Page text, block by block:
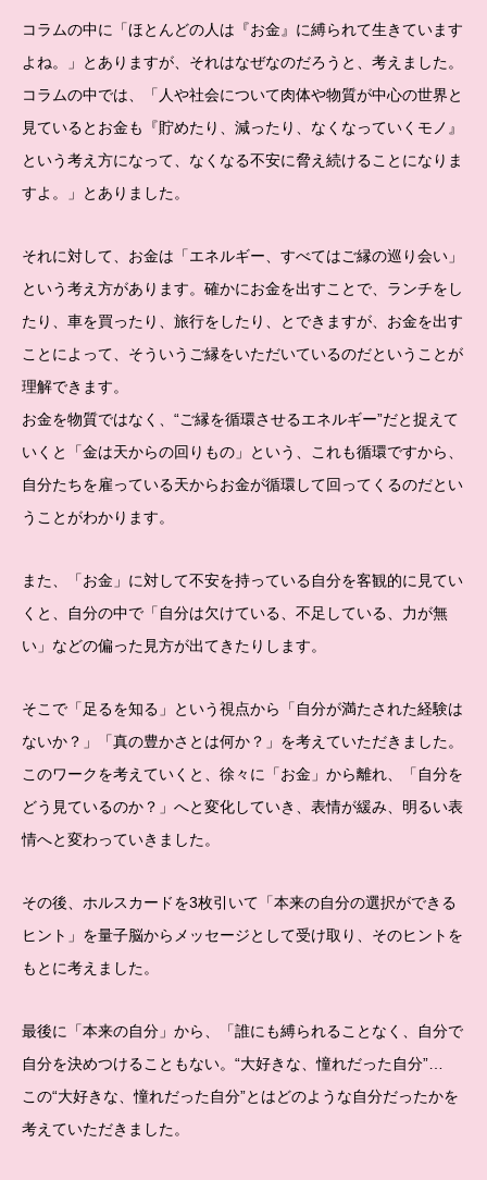
コラムの中に「ほとんどの人は『お金』に縛られて生きています
よね。」とありますが、それはなぜなのだろうと、考えました。
コラムの中では、「人や社会について肉体や物質が中心の世界と
見ているとお金も『貯めたり、減ったり、なくなっていくモノ』
という考え方になって、なくなる不安に脅え続けることになりま
すよ。」とありました。
それに対して、お金は「エネルギー、すべてはご縁の巡り会い」
という考え方があります。確かにお金を出すことで、ランチをし
たり、車を買ったり、旅行をしたり、とできますが、お金を出す
ことによって、そういうご縁をいただいているのだということが
理解できます。
お金を物質ではなく、“ご縁を循環させるエネルギー”だと捉えて
いくと「金は天からの回りもの」という、これも循環ですから、
自分たちを雇っている天からお金が循環して回ってくるのだとい
うことがわかります。
また、「お金」に対して不安を持っている自分を客観的に見てい
くと、自分の中で「自分は欠けている、不足している、力が無
い」などの偏った見方が出てきたりします。
そこで「足るを知る」という視点から「自分が満たされた経験は
ないか？」「真の豊かさとは何か？」を考えていただきました。
このワークを考えていくと、徐々に「お金」から離れ、「自分を
どう見ているのか？」へと変化していき、表情が緩み、明るい表
情へと変わっていきました。
その後、ホルスカードを3枚引いて「本来の自分の選択ができる
ヒント」を量子脳からメッセージとして受け取り、そのヒントを
もとに考えました。
最後に「本来の自分」から、「誰にも縛られることなく、自分で
自分を決めつけることもない。“大好きな、憧れだった自分”…
この“大好きな、憧れだった自分”とはどのような自分だったかを
考えていただきました。